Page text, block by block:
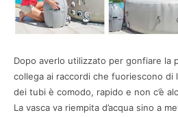
Dopo averlo utilizzato per gonfiare la
collega ai raccordi che fuoriescono di
dei tubi è comodo, rapido e non c’è
La vasca va riempita d’acqua sino a